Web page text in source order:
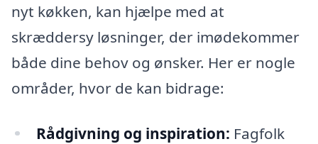
nyt køkken, kan hjælpe med at
skræddersy løsninger, der imødekommer
både dine behov og ønsker. Her er nogle
områder, hvor de kan bidrage:
Rådgivning og inspiration: Fagfolk